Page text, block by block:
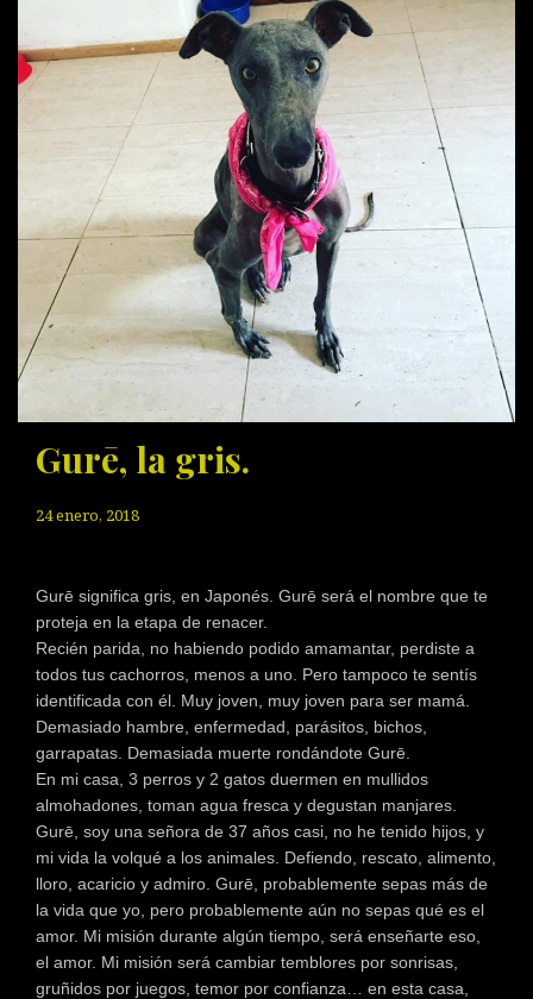
Gurē, la gris.
24 enero, 2018
Gurē significa gris, en Japonés. Gurē será el nombre que te
proteja en la etapa de renacer.
Recién parida, no habiendo podido amamantar, perdiste a
todos tus cachorros, menos a uno. Pero tampoco te sentís
identificada con él. Muy joven, muy joven para ser mamá.
Demasiado hambre, enfermedad, parásitos, bichos,
garrapatas. Demasiada muerte rondándote Gurē.
En mi casa, 3 perros y 2 gatos duermen en mullidos
almohadones, toman agua fresca y degustan manjares.
Gurē, soy una señora de 37 años casi, no he tenido hijos, y
mi vida la volqué a los animales. Defiendo, rescato, alimento,
lloro, acaricio y admiro. Gurē, probablemente sepas más de
la vida que yo, pero probablemente aún no sepas qué es el
amor. Mi misión durante algún tiempo, será enseñarte eso,
el amor. Mi misión será cambiar temblores por sonrisas,
gruñidos por juegos, temor por confianza… en esta casa,